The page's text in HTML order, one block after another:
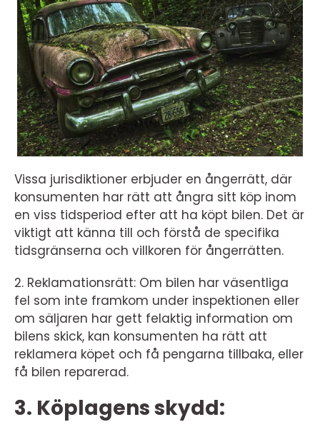
Vissa jurisdiktioner erbjuder en ångerrätt, där
konsumenten har rätt att ångra sitt köp inom
en viss tidsperiod efter att ha köpt bilen. Det är
viktigt att känna till och förstå de specifika
tidsgränserna och villkoren för ångerrätten.
2. Reklamationsrätt: Om bilen har väsentliga
fel som inte framkom under inspektionen eller
om säljaren har gett felaktig information om
bilens skick, kan konsumenten ha rätt att
reklamera köpet och få pengarna tillbaka, eller
få bilen reparerad.
3. Köplagens skydd: